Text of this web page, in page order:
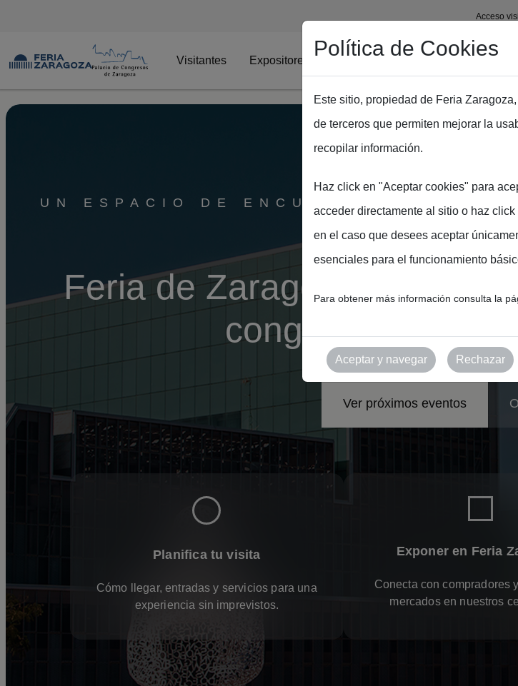
Pasar al contenido principal
Acceso
Visitantes Expositores
UN ESPACIO DE ENCUENTRO PARA
Feria de Zaragoza:
congresos y
Ver próximos eventos
Planifica tu visita
Cómo llegar, entradas y servicios para una
experiencia sin imprevistos.
Exponer en Feria
Conecta con compradores
mercados en nuestros
Política de Cookies
Este sitio, propiedad de Feria
de terceros que permiten mejorar la
recopilar información.
Haz click en "Aceptar cookies" para
acceder directamente al sitio o haz
en el caso que desees aceptar
esenciales para el funcionamiento
Para obtener más información consulta la
Aceptar y navegar Rechazar